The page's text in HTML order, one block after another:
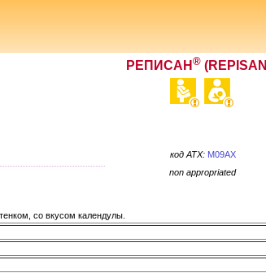
РЕПИСАН ®(REPISAN
код ATX: M09AX
non appropriated
со вкусом календулы.